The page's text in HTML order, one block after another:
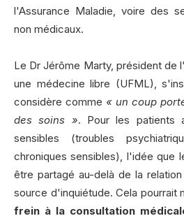
l'Assurance Maladie, voire des
non médicaux.
Le Dr Jérôme Marty, président de
une médecine libre (UFML),
considère comme « un coup
des soins ». Pour les patients
sensibles (troubles
chroniques sensibles), l'idée que
être partagé au-delà de la
source d'inquiétude. Cela pourrait
frein à la consultation